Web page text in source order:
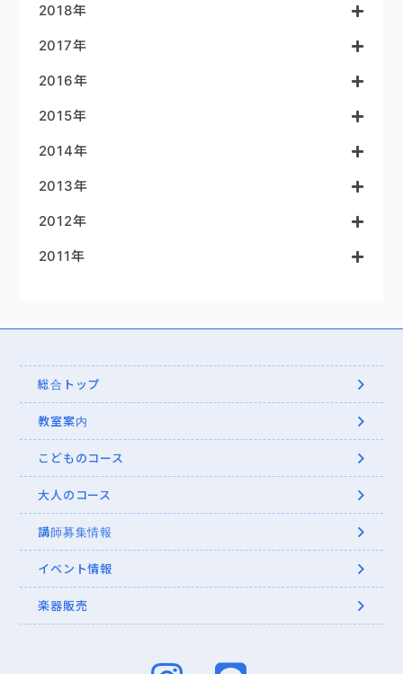
2018年
2017年
2016年
2015年
2014年
2013年
2012年
2011年
総合トップ
教室案内
こどものコース
大人のコース
講師募集情報
イベント情報
楽器販売